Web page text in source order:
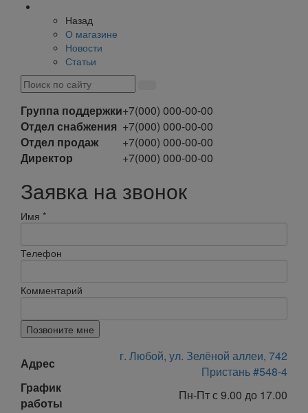
Назад
О магазине
Новости
Статьи
Группа поддержки+7(000) 000-00-00
Отдел снабжения +7(000) 000-00-00
Отдел продаж
+7(000) 000-00-00
Директор
+7(000) 000-00-00
Заявка на звонок
Имя *
Телефон
Комментарий
Позвоните мне
Адрес
г. Любой, ул. Зелёной аллеи, 742
Пристань #548-4
График
работы
Пн-Пт с 9.00 до 17.00